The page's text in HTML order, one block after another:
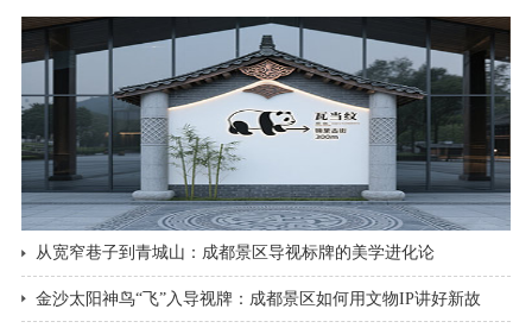
从宽窄巷子到青城山：成都景区导视标牌的美学进化论
金沙太阳神鸟“飞”入导视牌：成都景区如何用文物IP讲好新故